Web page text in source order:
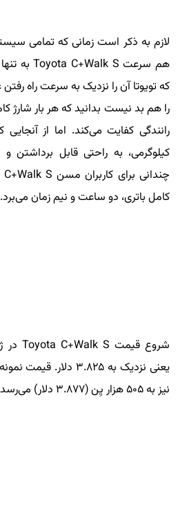
لازم به ذکر است زمانی که تمامی
که تویوتا آن را نزدیک به سرعت راه
کیلوگرمی، به راحتی قابل
کامل باتری، دو ساعت و نیم زمان می‌برد.
یعنی نزدیک به ۳.۸۲۵
نیز به ۵۰۵ هزار یِن (۳.۸۷۷ دلار) می‌رسد.